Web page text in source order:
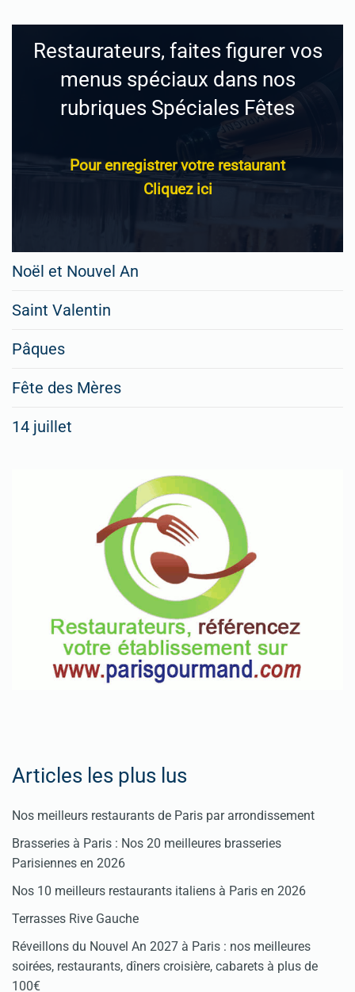
Restaurateurs, faites figurer vos
menus spéciaux dans nos
rubriques Spéciales Fêtes
Pour enregistrer votre restaurant
Cliquez ici
Noël et Nouvel An
Saint Valentin
Pâques
Fête des Mères
14 juillet
Articles les plus lus
Nos meilleurs restaurants de Paris par arrondissement
Brasseries à Paris : Nos 20 meilleures brasseries
Parisiennes en 2026
Nos 10 meilleurs restaurants italiens à Paris en 2026
Terrasses Rive Gauche
Réveillons du Nouvel An 2027 à Paris : nos meilleures
soirées, restaurants, dîners croisière, cabarets à plus de
100€